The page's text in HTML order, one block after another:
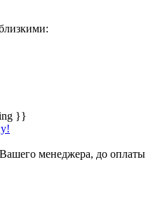
}}
менеджера, до оплаты